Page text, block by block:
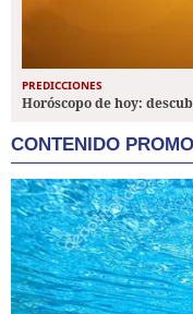
PREDICCIONES
Horóscopo de hoy:
CONTENIDO